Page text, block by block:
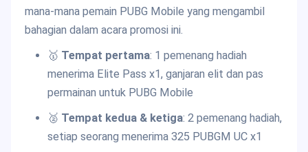
mana-mana pemain PUBG Mobile yang mengambil
bahagian dalam acara promosi ini.
🥇 Tempat pertama: 1 pemenang hadiah
menerima Elite Pass x1, ganjaran elit dan pas
permainan untuk PUBG Mobile
🥈 Tempat kedua & ketiga: 2 pemenang hadiah,
setiap seorang menerima 325 PUBGM UC x1